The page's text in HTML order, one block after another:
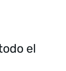
el